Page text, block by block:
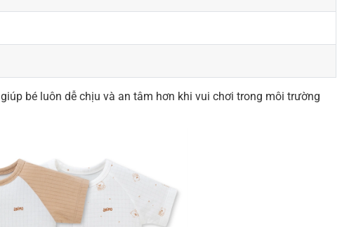
giúp bé luôn dễ chịu và an tâm hơn khi vui chơi trong môi trường